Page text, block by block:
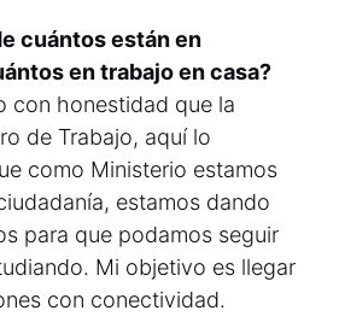
cuántos están en
en trabajo en casa?
con honestidad que la
de Trabajo, aquí lo
como Ministerio estamos
estamos dando
para que podamos seguir
Mi objetivo es llegar
con conectividad.